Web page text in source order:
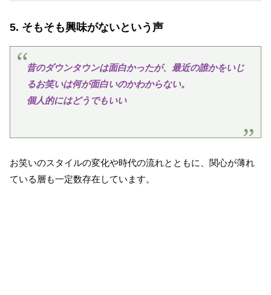
5. そもそも興味がないという声
昔のダウンタウンは面白かったが、最近の誰かをいじ
るお笑いは何が面白いのかわからない。
個人的にはどうでもいい
お笑いのスタイルの変化や時代の流れとともに、関心が薄れ
ている層も一定数存在しています。